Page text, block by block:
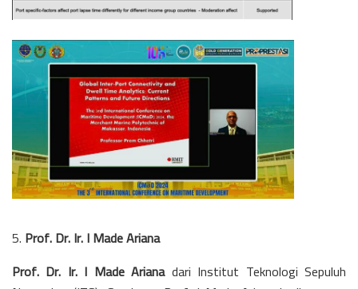
5. Prof. Dr. Ir. I Made Ariana
Prof. Dr. Ir. I Made Ariana dari Institut Teknologi Sepuluh